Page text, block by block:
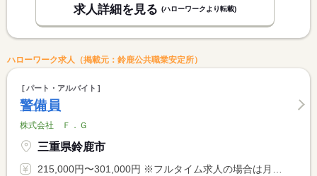
求人詳細を見る (ハローワークより転載)
ハローワーク求人（掲載元：鈴鹿公共職業安定所）
パート・アルバイト
警備員
株式会社 Ｆ．Ｇ
三重県鈴鹿市
215,000円〜301,000円 ※フルタイム求人の場合は月額（換算額）、パート求人の場合は時間額を表示しています。